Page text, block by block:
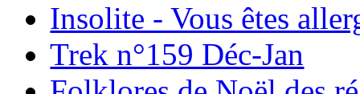
Insolite - Vous êtes
Trek n°159 Déc-Jan